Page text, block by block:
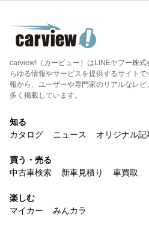
carview!（カービュー）はLINEヤフー株
らゆる情報やサービスを提供するサイト
報から、ユーザーや専門家のリアルなレ
多く掲載しています。
知る
カタログ
ニュース オリジナル記
買う・売る
中古車検索
新車見積り 車買取
楽しむ
マイカー
みんカラ